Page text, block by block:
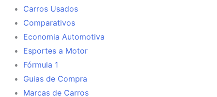
Carros Usados
Comparativos
Economia Automotiva
Esportes a Motor
Fórmula 1
Guias de Compra
Marcas de Carros